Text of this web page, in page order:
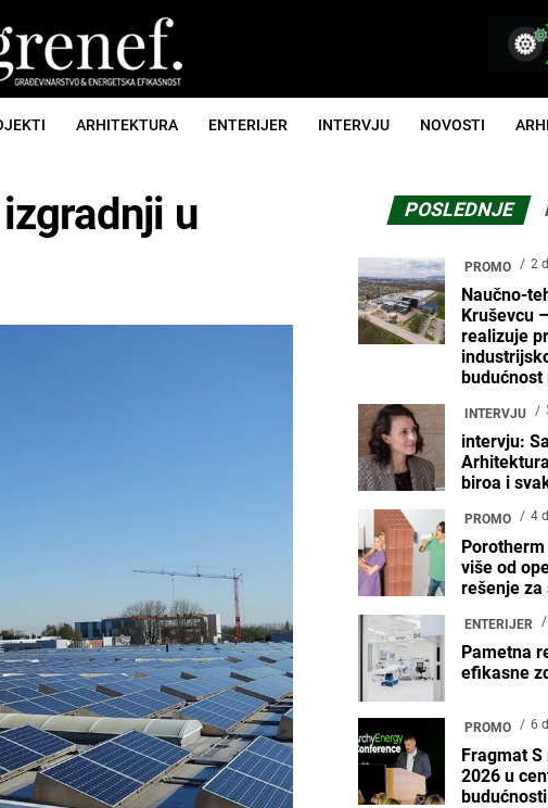
ARHITEKTURA ENTERIJER INTERVJU NOVOSTI
u
POSLEDNJE
PROMO 2
Naučno-
Kruševcu
realizuje
budućnost
INTERVJU
intervju:
biroa i
PROMO 4
više od
rešenje za
ENTERIJER
Pametna
efikasne
PROMO 6
Fragmat S
2026 u